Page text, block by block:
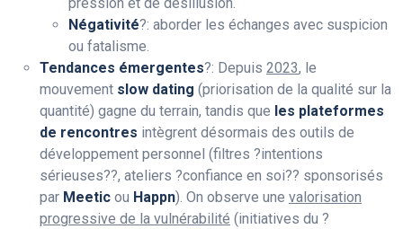
pression et de désillusion.
Négativité?: aborder les échanges avec suspicion
ou fatalisme.
Tendances émergentes?: Depuis 2023, le
mouvement slow dating (priorisation de la qualité sur la
quantité) gagne du terrain, tandis que les plateformes
de rencontres intègrent désormais des outils de
développement personnel (filtres ?intentions
sérieuses??, ateliers ?confiance en soi?? sponsorisés
par Meetic ou Happn). On observe une valorisation
progressive de la vulnérabilité (initiatives du ?